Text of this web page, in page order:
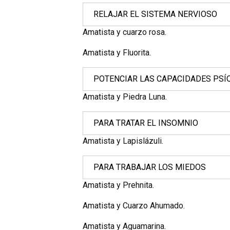
RELAJAR EL SISTEMA NERVIOSO
Amatista y cuarzo rosa.
Amatista y Fluorita.
POTENCIAR LAS CAPACIDADES
Amatista y Piedra Luna.
PARA TRATAR EL INSOMNIO
Amatista y Lapislázuli.
PARA TRABAJAR LOS MIEDOS
Amatista y Prehnita.
Amatista y Cuarzo Ahumado.
Amatista y Aguamarina.